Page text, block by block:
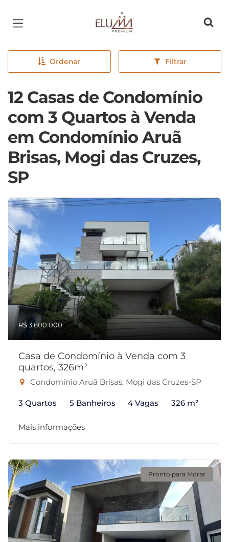
Página inicial
Ordenar Filtrar
12 Casas de Condomínio
com 3 Quartos à Venda
em Condomínio Aruã
Brisas, Mogi das Cruzes,
SP
R$ 3.600.000
Casa de Condomínio à Venda com 3
quartos, 326m²
Condomínio Aruã Brisas, Mogi das Cruzes-SP
3 Quartos 5 Banheiros 4 Vagas 326 m²
Mais informações
Pronto para Morar